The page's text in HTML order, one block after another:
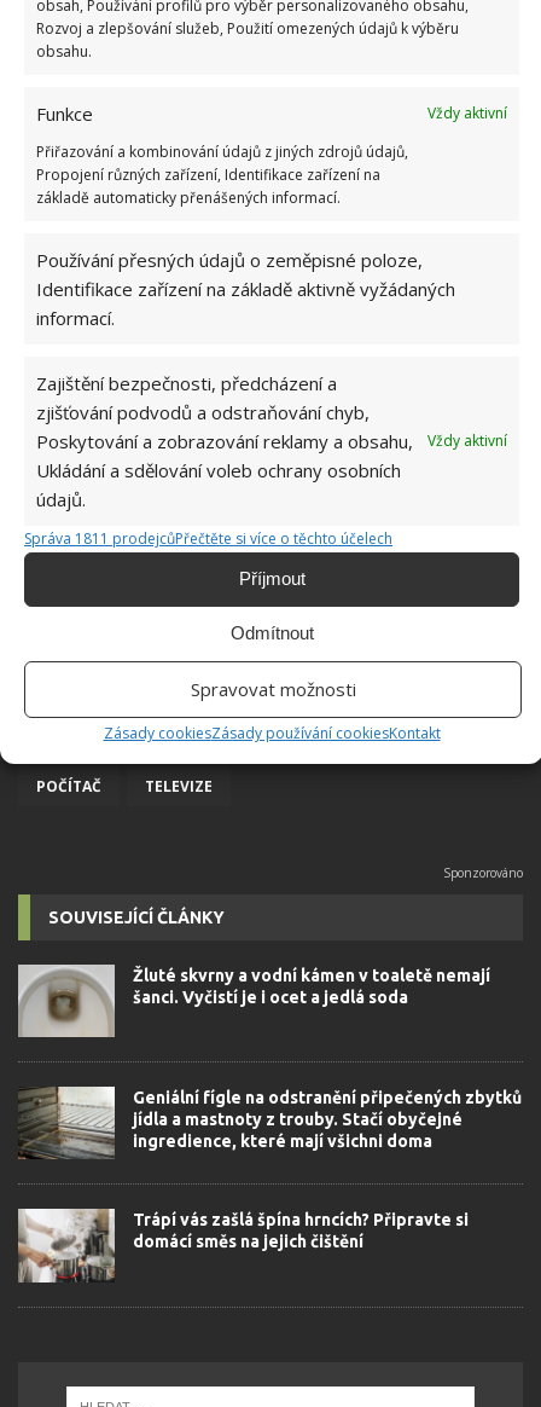
obsah, Používání profilů pro výběr personalizovaného obsahu,
Rozvoj a zlepšování služeb, Použití omezených údajů k výběru
obsahu.
Funkce
Vždy aktivní
Přiřazování a kombinování údajů z jiných zdrojů údajů,
Propojení různých zařízení, Identifikace zařízení na
základě automaticky přenášených informací.
Používání přesných údajů o zeměpisné poloze,
Identifikace zařízení na základě aktivně vyžádaných
informací.
Zajištění bezpečnosti, předcházení a
zjišťování podvodů a odstraňování chyb,
Poskytování a zobrazování reklamy a obsahu,
Ukládání a sdělování voleb ochrany osobních
údajů.
Vždy aktivní
Správa 1811 prodejcůPřečtěte si více o těchto účelech
Příjmout
Odmítnout
Spravovat možnosti
Zásady cookiesZásady používání cookiesKontakt
účinkem – jsou již napuštěny čistící látkou
gel nebo sprej)
Čistící sady, které pomohou také s odstraněním
ČIŠTĚNÍ MONITOR OBRAZOVKA
POČÍTAČ TELEVIZE
SOUVISEJÍCÍ ČLÁNKY
Žluté skvrny a vodní kámen v toaletě nemají
šanci. Vyčistí je i ocet a jedlá soda
Geniální fígle na odstranění připečených zbytků
jídla a mastnoty z trouby. Stačí obyčejné
ingredience, které mají všichni doma
Trápí vás zašlá špína hrncích? Připravte si
domácí směs na jejich čištění